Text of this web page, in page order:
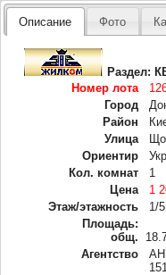
Описание Фото
Раздел:
Номер лота
Город
Район
Улица
Ориентир
Кол. комнат
1
Цена
1
Этаж/этажность
1/5
Площадь:
общ.
Агентство
АН
151